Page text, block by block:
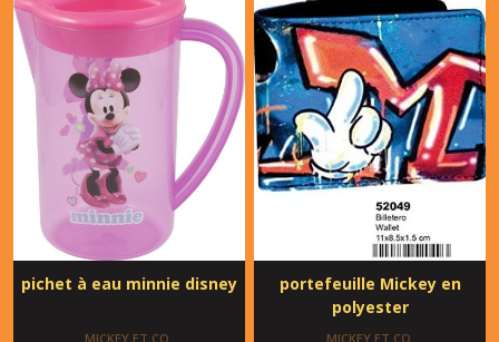
pichet à eau minnie disney
MICKEY ET CO.
portefeuille Mickey en
polyester
MICKEY ET CO.